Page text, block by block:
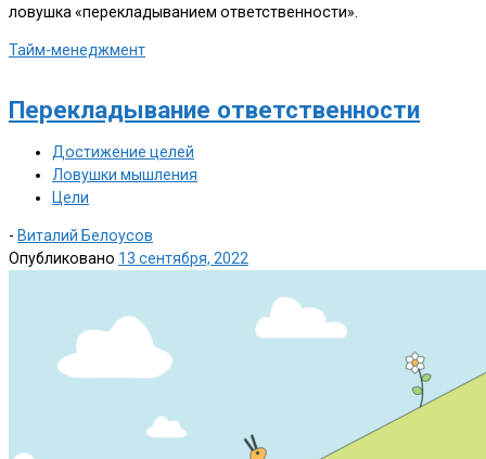
ловушка «перекладыванием ответственности».
Тайм-менеджмент
Перекладывание ответственности
Достижение целей
Ловушки мышления
Цели
- Виталий Белоусов
Опубликовано 13 сентября, 2022